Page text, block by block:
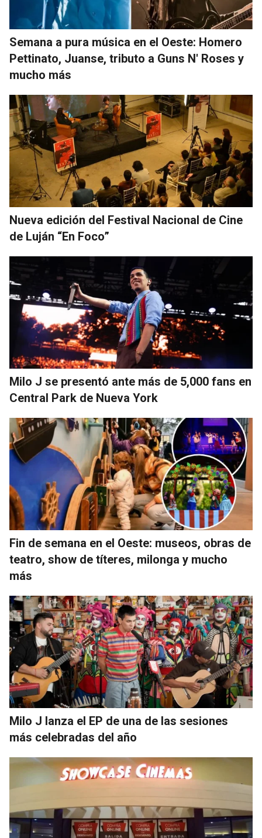
Semana a pura música en el Oeste: Homero
Pettinato, Juanse, tributo a Guns N' Roses y
mucho más
Nueva edición del Festival Nacional de Cine
de Luján “En Foco”
Milo J se presentó ante más de 5,000 fans en
Central Park de Nueva York
Fin de semana en el Oeste: museos, obras de
teatro, show de títeres, milonga y mucho
más
Milo J lanza el EP de una de las sesiones
más celebradas del año